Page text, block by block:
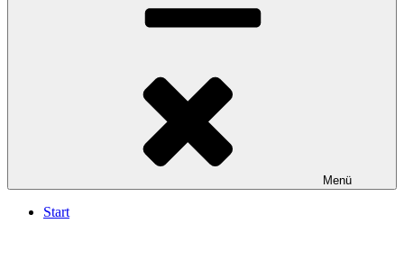
Menü
Start